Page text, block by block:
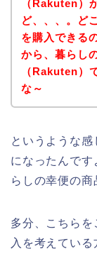
（Rakuten）
ど、、、。ど
を購入できる
から、暮らし
（Rakuten）
な～
というような
になったんです
らしの幸便の商
多分、こちら
入を考えている